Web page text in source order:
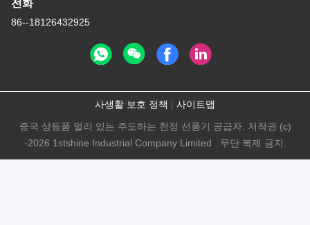
전화
86--18126432925
사생활 보호 정책 | 사이트맵
중국 상등품 멀리 있는 주도하는 천정 선풍기 공급자. 저작권 (c)
-2026 1stshine Industrial Company Limited . 무단 복제 금지.